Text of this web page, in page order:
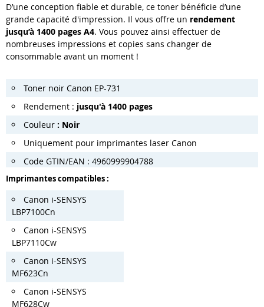
D’une conception fiable et durable, ce toner bénéficie d’une
grande capacité d'impression. Il vous offre un rendement
jusqu’à 1400 pages A4. Vous pouvez ainsi effectuer de
nombreuses impressions et copies sans changer de
consommable avant un moment !
Toner noir Canon EP-731
Rendement : jusqu'à 1400 pages
Couleur : Noir
Uniquement pour imprimantes laser Canon
Code GTIN/EAN : 4960999904788
Imprimantes compatibles :
Canon i-SENSYS
LBP7100Cn
Canon i-SENSYS
LBP7110Cw
Canon i-SENSYS
MF623Cn
Canon i-SENSYS
MF628Cw